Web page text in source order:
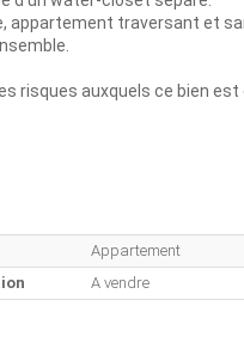
appartement traversant et
risques auxquels ce bien
Appartement
A vendre